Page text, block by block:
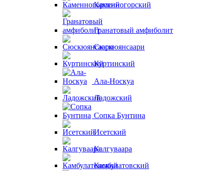
Каменногорский
Гранатовый амфиболит
Сюскюянсаари
Куртинский
Ала-Носкуа
Ладожский
Сопка Бунтина
Исетский
Калгуваара
Камбулатовский